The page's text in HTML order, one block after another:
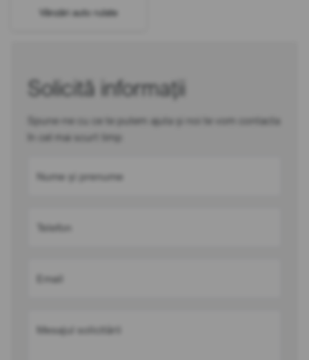
Vânzări auto rulate
Solicită informații
Spune-ne cu ce te putem ajuta și noi te vom contacta
în cel mai scurt timp
Nume și prenume
Telefon
Email
Mesajul solicitării